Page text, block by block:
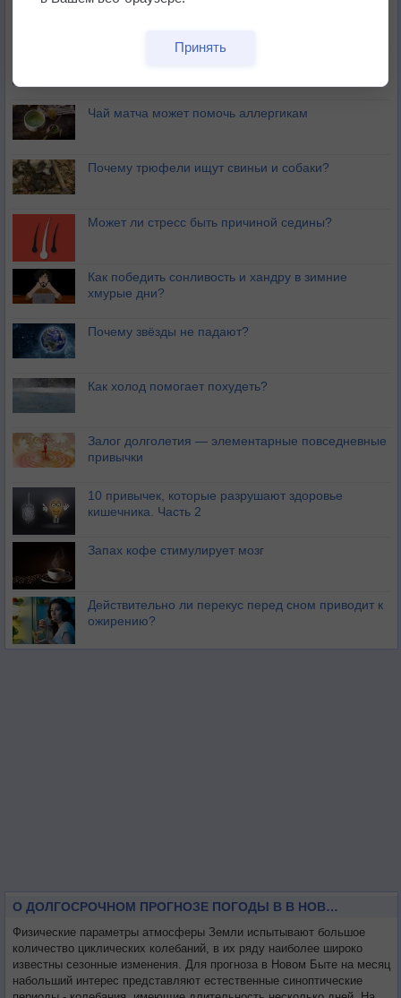
Почему северный загар цветом отличается от
Букет сирени вреден для здоровья
Чай матча может помочь аллергикам
Почему трюфели ищут свиньи и собаки?
Может ли стресс быть причиной седины?
Как победить сонливость и хандру в зимние
хмурые дни?
Почему звёзды не падают?
Как холод помогает похудеть?
Залог долголетия — элементарные повседневные
привычки
10 привычек, которые разрушают здоровье
кишечника. Часть 2
Запах кофе стимулирует мозг
Действительно ли перекус перед сном приводит к
ожирению?
О ДОЛГОСРОЧНОМ ПРОГНОЗЕ ПОГОДЫ В В НОВОМ БЫТЕ НА МЕСЯЦ
Физические параметры атмосферы Земли испытывают большое
количество циклических колебаний, в их ряду наиболее широко
известны сезонные изменения. Для прогноза в Новом Быте на месяц
набольший интерес представляют естественные синоптические
Принять